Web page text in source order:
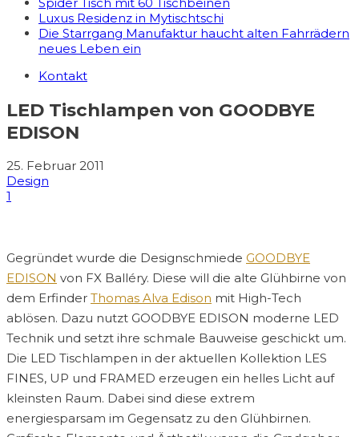
Luxus Residenz in Mytischtschi
Die Starrgang Manufaktur haucht alten Fahrrädern
neues Leben ein
Kontakt
LED Tischlampen von GOODBYE
EDISON
25. Februar 2011
Design
1
Gegründet wurde die Designschmiede GOODBYE
EDISON von FX Balléry. Diese will die alte Glühbirne von
dem Erfinder Thomas Alva Edison mit High-Tech
ablösen. Dazu nutzt GOODBYE EDISON moderne LED
Technik und setzt ihre schmale Bauweise geschickt um.
Die LED Tischlampen in der aktuellen Kollektion LES
FINES, UP und FRAMED erzeugen ein helles Licht auf
kleinsten Raum. Dabei sind diese extrem
energiesparsam im Gegensatz zu den Glühbirnen.